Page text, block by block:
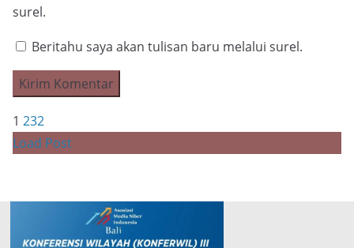
surel.
Beritahu saya akan tulisan baru melalui surel.
1 232
Load Post